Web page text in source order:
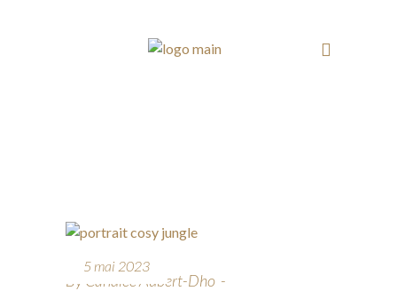
5 mai 2023
By Candice Aubert-Dho